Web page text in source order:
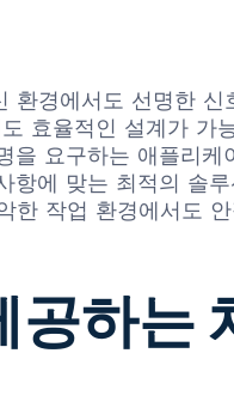
환경에서도 선명한 신
효율적인 설계가 가
요구하는 애플리케
에 맞는 최적의 솔
작업 환경에서도
하는